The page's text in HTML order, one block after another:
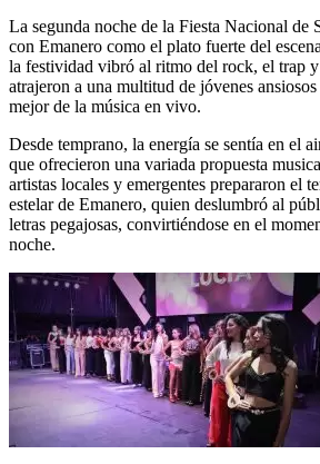
La segunda noche de la Fiesta Nacional de
con Emanero como el plato fuerte del
la festividad vibró al ritmo del rock, el trap
atrajeron a una multitud de jóvenes
mejor de la música en vivo.
Desde temprano, la energía se sentía en el
que ofrecieron una variada propuesta
artistas locales y emergentes prepararon el
estelar de Emanero, quien deslumbró al
letras pegajosas, convirtiéndose en el
noche.